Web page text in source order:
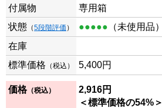
付属物
専用箱
状態 （5段階評価 ） ●●●●● （未使用品）
在庫
標準価格 （税込） 5,400円
価格（税込）
2,916円
＜標準価格の54%＞